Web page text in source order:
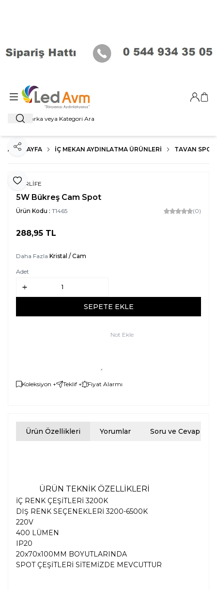
Ara
Giriş
ANA SAYFA İÇ MEKAN AYDINLATMA ÜRÜNLERI TAVAN SPOT
Favoriye Ekle
Paylaş
FORLİFE
5W Bükreş Cam Spot
Ürün Kodu : T1465 (0)
288,95 TL
Daha Fazla Kristal / Cam
Adet
SEPETE EKLE
Not Ekle
Koleksiyon + Teklif + Fiyat Alarmı
Ürün Özellikleri Yorumlar Soru ve Cevap
ÜRÜN TEKNİK ÖZELLİKLERİ
İÇ RENK ÇEŞİTLERİ 3200K
DIŞ RENK SEÇENEKLERİ 3200-6500K
220V
400 LÜMEN
IP20
20x70x100MM BOYUTLARINDA
SPOT ÇEŞİTLERİ SİTEMİZDE MEVCUTTUR